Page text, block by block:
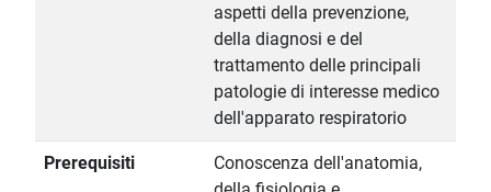
aspetti della prevenzione,
della diagnosi e del
trattamento delle principali
patologie di interesse medico
dell'apparato respiratorio
Prerequisiti
Conoscenza dell'anatomia,